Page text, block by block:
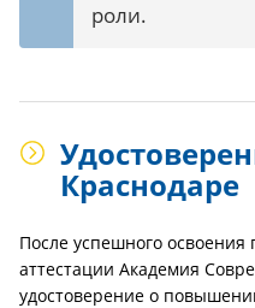
роли.
Краснодаре
После успешного
аттестации Академия
удостоверение о